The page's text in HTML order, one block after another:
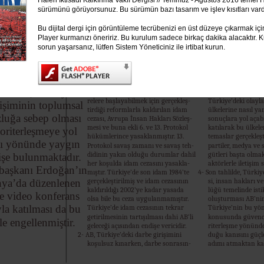
sürümünü görüyorsunuz. Bu sürümün bazı tasarım ve işlev kısıtları
Bu dijital dergi için görüntüleme tecrübenizi en üst düzeye çıkarmak
Player kurmanızı öneririz. Bu kurulum sadece birkaç dakika alacaktır.
sorun yaşarsanız, lütfen Sistem Yöneticiniz ile irtibat kurun.
hip olan bazı AB
Türkiye’deki
ratmıştır.
şiminin toplumsal
sebep olması ve
Türkiye’deki
ülkelerine nasıl
sonuçlara yol
katılarak bu
temaslar
partiler, medya ve
gütleri başta
aktörlerle iletişim
4- Son tahlilde,
si, insan hakları
lüğü temelinde
oluşturması
Türkiye’nin bu
konusunda
riterleşme
duğu kanısını
adımı atmaktan
üyelik müzakerelerinin kesilmesine
neden olabilir. Türkiye’nin Helsinki
relere başlayabilmek için gerçekleş-
tirdiği reformlarla kaldırılan idam
cezası, Avrupa İnsan Hakları Sözleş-
mesi ve buna ekli 6. ve 13. Protokol
hükümlerince yasaklanmıştır. 13.
Protokol savaş zamanı ve savaş teh-
didinin yakın olduğu durumlar dahil
her koşulda idam cezasını yasakla-
mıştır. Türkiye’de son idam 1984’te
gerçekleştirilmiş ve idam cezasının
kaldırıldığı 2002’ye kadar yasada
olsa bile bu ceza uygulanmamıştır.
Türkiye’de idam cezasının tekrar
getirilmesinin tartışılması dahi AB’li
geleceği açısından endişe vericidir.
2- AB, Türkiye’deki darbe girişimini
koşulsuz kınarken, darbe sonrasın-
toplumsal
sebep olması
yol
yönünde yaygın
bulunmaktadır.
Erdoğan’ın
düzenlenen
video konferans
katılması da bu
engellenmiştir.